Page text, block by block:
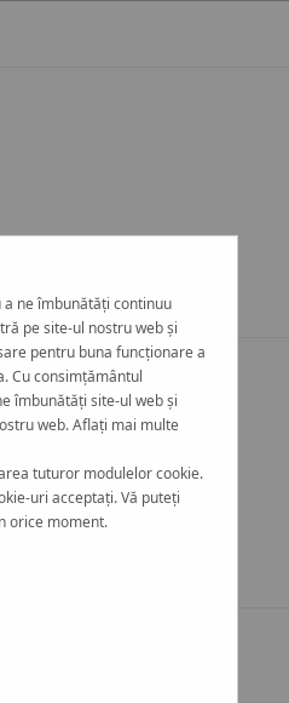
ne îmbunătăți continuu
pe site-ul nostru web și
pentru buna funcționare a
Cu consimțământul
îmbunătăți site-ul web și
web. Aflați mai multe
tuturor modulelor cookie.
uri acceptați. Vă puteți
orice moment.